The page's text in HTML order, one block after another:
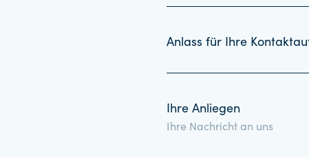
Anlass für Ihre
Ihre Anliegen